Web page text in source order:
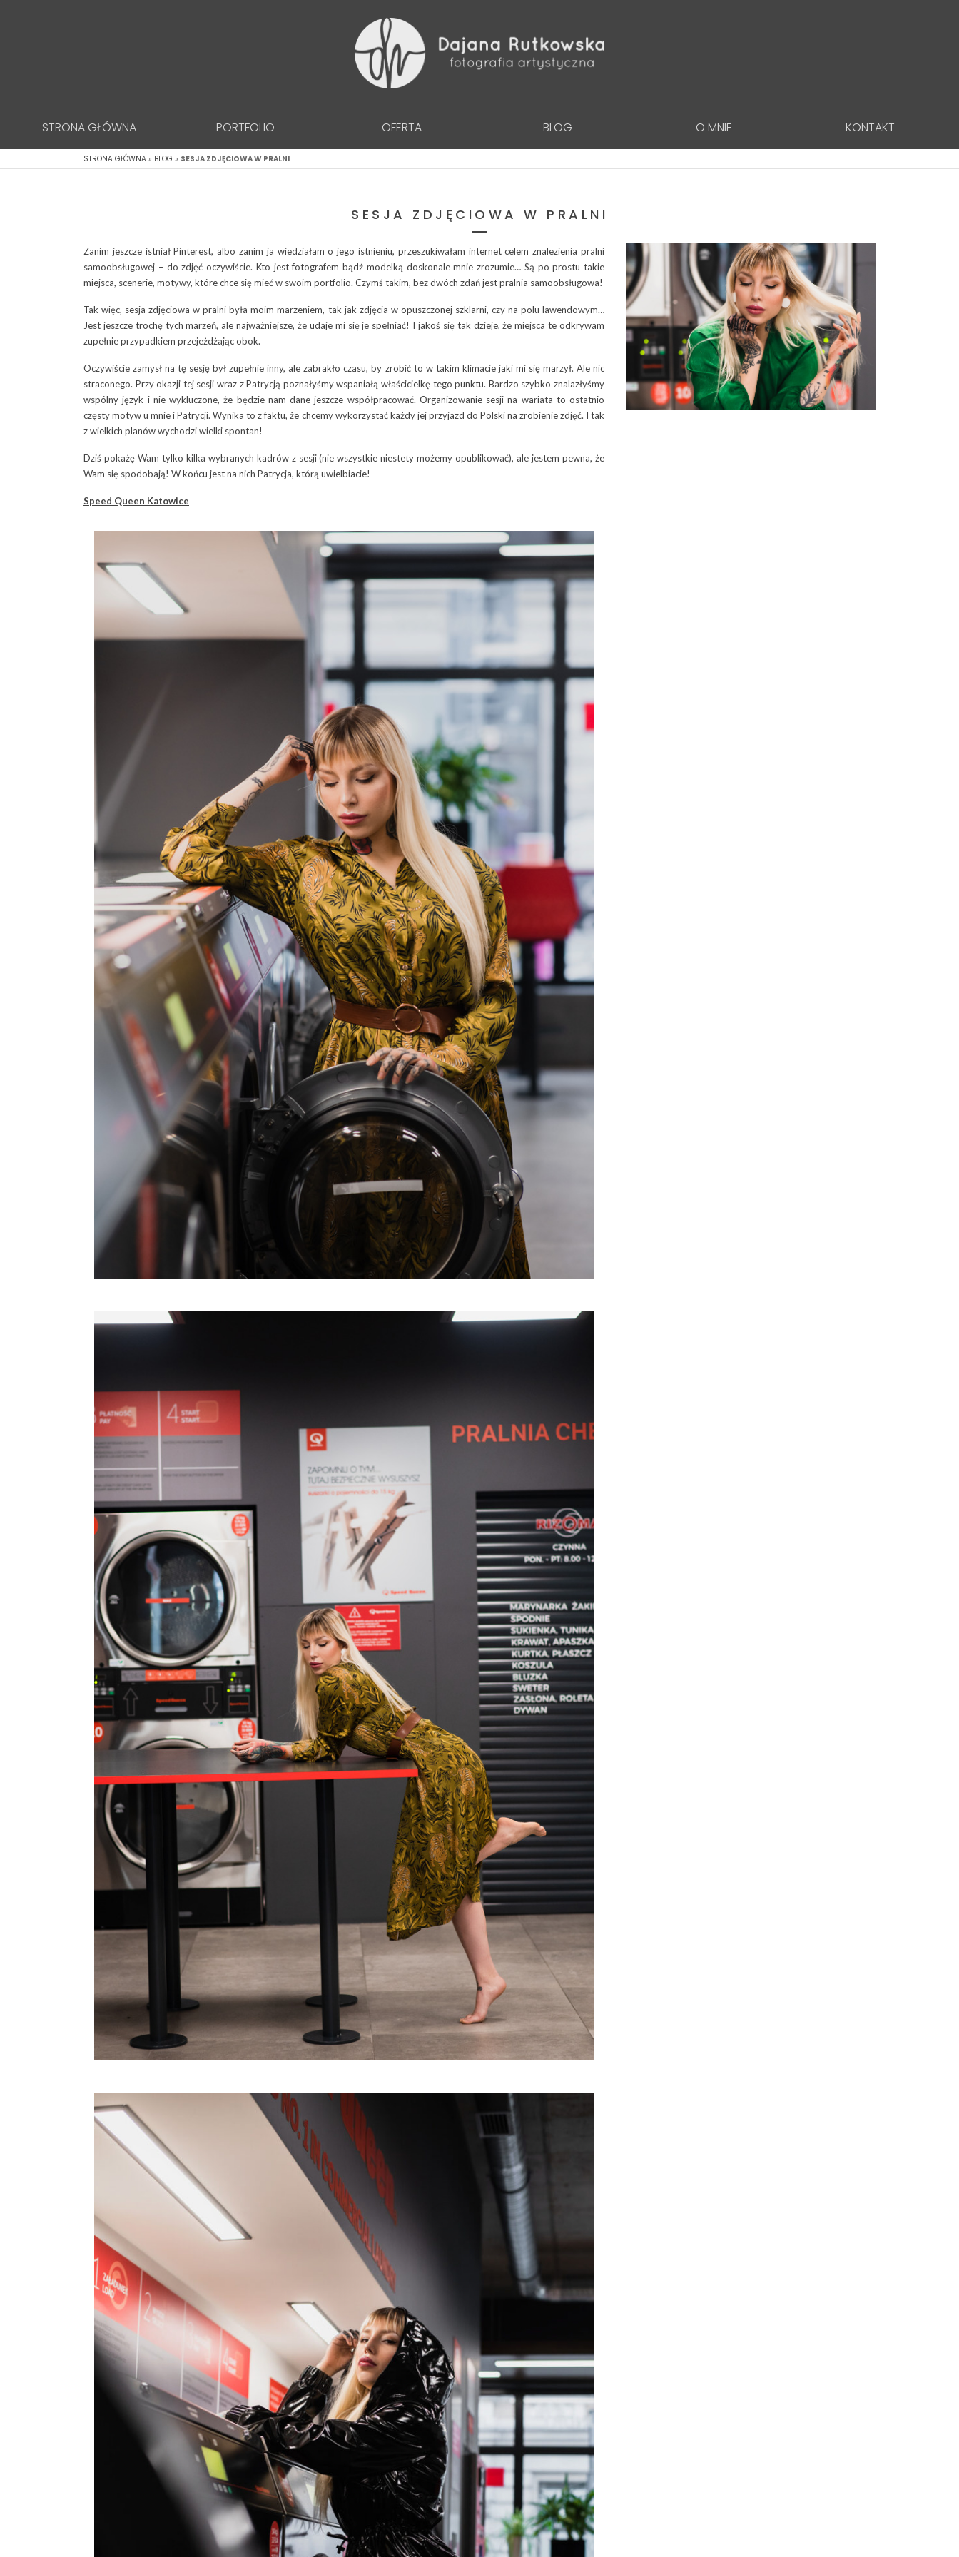
STRONA GŁÓWNA PORTFOLIO OFERTA BLOG O MNIE KONTAKT
STRONA GŁÓWNA » BLOG » SESJA ZDJĘCIOWA W PRALNI
SESJA ZDJĘCIOWA W PRALNI
Zanim jeszcze istniał Pinterest, albo zanim ja wiedziałam o jego istnieniu, przeszukiwałam internet celem znalezienia pralni
samoobsługowej – do zdjęć oczywiście. Kto jest fotografem bądź modelką doskonale mnie zrozumie… Są po prostu takie
miejsca, scenerie, motywy, które chce się mieć w swoim portfolio. Czymś takim, bez dwóch zdań jest pralnia samoobsługowa!
Tak więc, sesja zdjęciowa w pralni była moim marzeniem, tak jak zdjęcia w opuszczonej szklarni, czy na polu lawendowym…
Jest jeszcze trochę tych marzeń, ale najważniejsze, że udaje mi się je spełniać! I jakoś się tak dzieje, że miejsca te odkrywam
zupełnie przypadkiem przejeżdżając obok.
Oczywiście zamysł na tę sesję był zupełnie inny, ale zabrakło czasu, by zrobić to w takim klimacie jaki mi się marzył. Ale nic
straconego. Przy okazji tej sesji wraz z Patrycją poznałyśmy wspaniałą właścicielkę tego punktu. Bardzo szybko znalazłyśmy
wspólny język i nie wykluczone, że będzie nam dane jeszcze współpracować. Organizowanie sesji na wariata to ostatnio
częsty motyw u mnie i Patrycji. Wynika to z faktu, że chcemy wykorzystać każdy jej przyjazd do Polski na zrobienie zdjęć. I tak
z wielkich planów wychodzi wielki spontan!
Dziś pokażę Wam tylko kilka wybranych kadrów z sesji (nie wszystkie niestety możemy opublikować), ale jestem pewna, że
Wam się spodobają! W końcu jest na nich Patrycja, którą uwielbiacie!
Speed Queen Katowice